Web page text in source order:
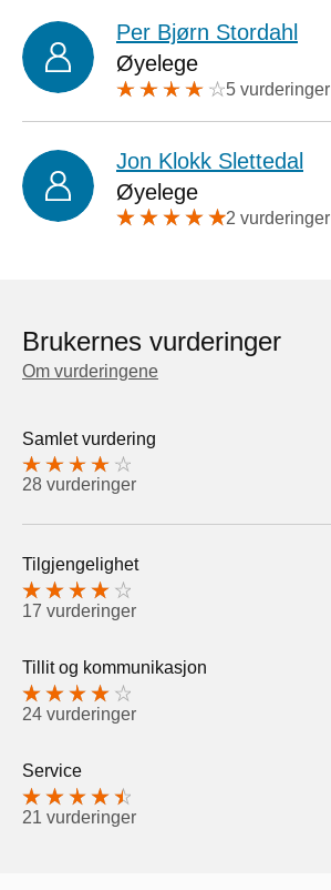
Per Bjørn Stordahl
Øyelege
5 vurderinger
Jon Klokk Slettedal
Øyelege
2 vurderinger
Brukernes vurderinger
Om vurderingene
Samlet vurdering
28 vurderinger
Tilgjengelighet
17 vurderinger
Tillit og kommunikasjon
24 vurderinger
Service
21 vurderinger